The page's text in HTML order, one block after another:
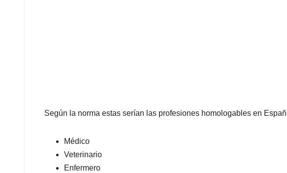
Según la norma estas serían las profesiones homologables en
Médico
Veterinario
Enfermero